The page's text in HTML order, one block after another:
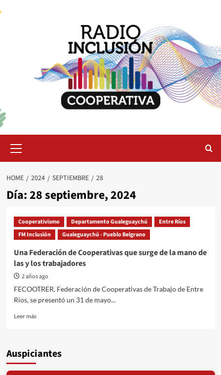
Menu
HOME 2024 SEPTIEMBRE 28
Día:28 septiembre, 2024
Cooperativismo Departamento Gualeguaychú
Entre Ríos
FM Inclusión
Gualeguaychú - Pueblo Belgrano
Una Federación de Cooperativas que surge de la mano de
las y los trabajadores
2 años ago
FECOOTRER, Federación de Cooperativas de Trabajo de Entre
Ríos, se presentó un 31 de mayo...
Leer másRead
Federación
de
Cooperativas
Auspiciantes